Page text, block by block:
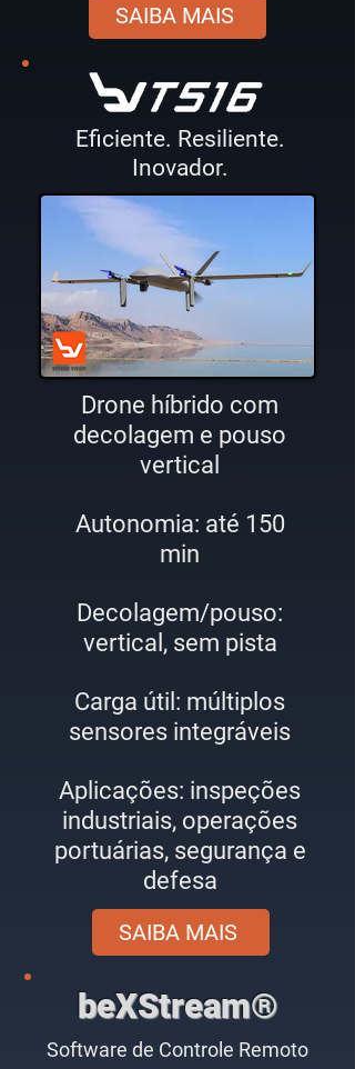
SAIBA MAIS
Eficiente. Resiliente.
Inovador.
Drone híbrido com
decolagem e pouso
vertical
Autonomia: até 150
min
Decolagem/pouso:
vertical, sem pista
Carga útil: múltiplos
sensores integráveis
Aplicações: inspeções
industriais, operações
portuárias, segurança e
defesa
SAIBA MAIS
beXStream®
Software de Controle Remoto